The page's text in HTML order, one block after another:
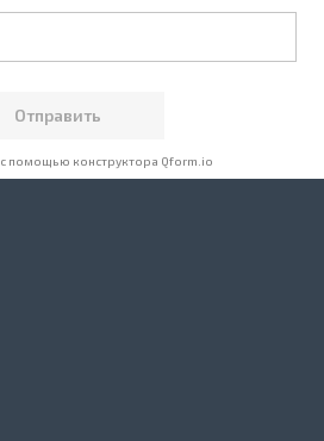
с помощью конструктора Qform.io